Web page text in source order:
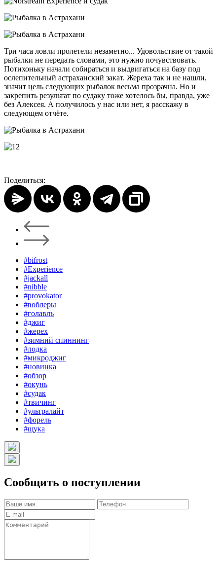
Три часа ловли пролетели незаметно... Удовольствие от такой
рыбалки не передать словами, это нужно почувствовать.
Потихоньку начали собираться и выдвигаться на базу под
ослепительный астраханский закат. Жереха так и не нашли,
значит цель следующих рыбалок весьма прозрачна. Но и
закрепить результат по судаку тоже хотелось бы, правда, уже
без Алексея. А получилось у нас или нет, я расскажу в
следующем отчёте.
Поделиться:
#bifrost
#Experience
#jackall
#nibble
#provokator
#воблеры
#голавль
#джиг
#жерех
#зимний спиннинг
#лодка
#микроджиг
#новинка
#обзор
#окунь
#судак
#твичинг
#ультралайт
#форель
#щука
Сообщить о поступлении